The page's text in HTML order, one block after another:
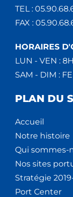
TEL :
FAX :
HORAIRES
LUN - VEN :
SAM - DIM :
PLAN DU
Accueil
Notre histoire
Qui sommes-
Nos sites
Stratégie
Port Center